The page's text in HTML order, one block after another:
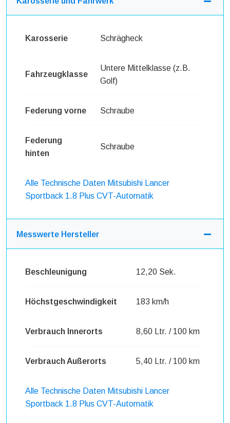
Karosserie Schrägheck
Fahrzeugklasse
Untere Mittelklasse (z.B.
Golf)
Federung vorne Schraube
Federung
hinten
Schraube
Alle Technische Daten Mitsubishi Lancer
Sportback 1.8 Plus CVT-Automatik
Messwerte Hersteller
Beschleunigung 12,20 Sek.
Höchstgeschwindigkeit 183 km/h
Verbrauch Innerorts 8,60 Ltr. / 100 km
Verbrauch Außerorts 5,40 Ltr. / 100 km
Alle Technische Daten Mitsubishi Lancer
Sportback 1.8 Plus CVT-Automatik